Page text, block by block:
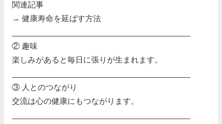
関連記事
→ 健康寿命を延ばす方法
② 趣味
楽しみがあると毎日に張りが生まれます。
③ 人とのつながり
交流は心の健康にもつながります。